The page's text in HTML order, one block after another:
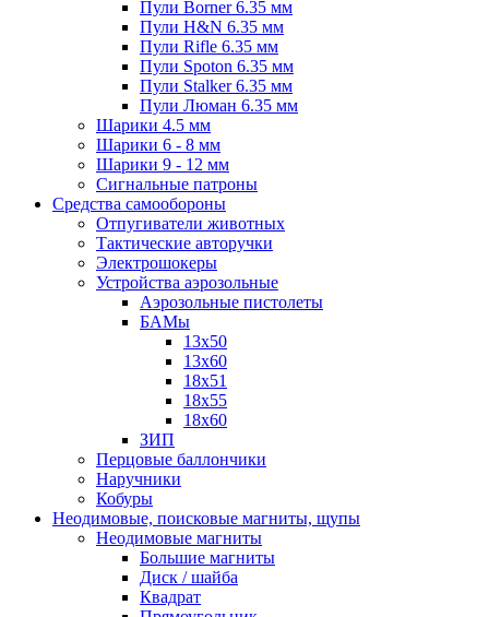
Пули Borner 6.35 мм
Пули H&N 6.35 мм
Пули Rifle 6.35 мм
Пули Spoton 6.35 мм
Пули Stalker 6.35 мм
Пули Люман 6.35 мм
Шарики 4.5 мм
Шарики 6 - 8 мм
Шарики 9 - 12 мм
Сигнальные патроны
Средства самообороны
Отпугиватели животных
Тактические авторучки
Электрошокеры
Устройства аэрозольные
Аэрозольные пистолеты
БАМы
13х50
13х60
18х51
18х55
18х60
ЗИП
Перцовые баллончики
Наручники
Кобуры
Неодимовые, поисковые магниты, щупы
Неодимовые магниты
Большие магниты
Диск / шайба
Квадрат